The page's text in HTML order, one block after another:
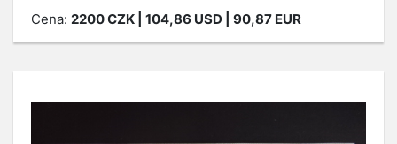
Cena: 2200CZK | 104,86 USD | 90,87 EUR